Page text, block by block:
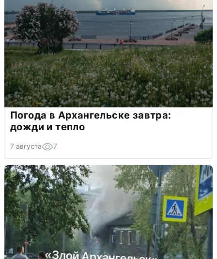
Погода в Архангельске завтра:
дожди и тепло
7 августа 7